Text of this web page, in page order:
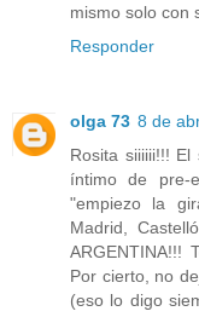
mismo solo con
Responder
olga 73 8 de
Rosita siiiiii!!!
íntimo de
"empiezo la
Madrid,
ARGENTINA!!!
Por cierto, no
(eso lo digo